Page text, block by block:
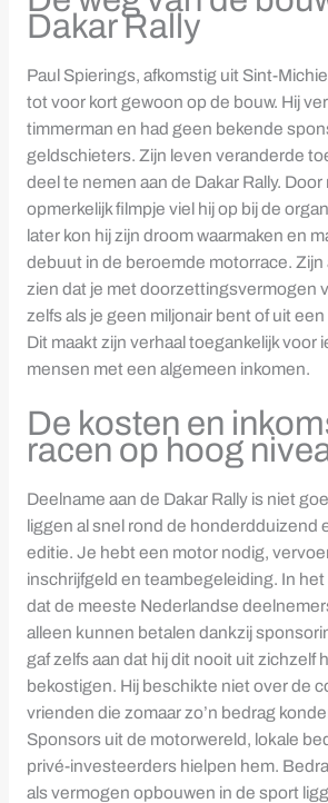
Dakar Rally
Paul Spierings, afkomstig uit Sint-
tot voor kort gewoon op de bouw. Hij
timmerman en had geen bekende
geldschieters. Zijn leven veranderde
deel te nemen aan de Dakar Rally.
opmerkelijk filmpje viel hij op bij de
later kon hij zijn droom waarmaken en
debuut in de beroemde motorrace.
zien dat je met doorzettingsvermogen
zelfs als je geen miljonair bent of uit een
Dit maakt zijn verhaal toegankelijk voor
mensen met een algemeen inkomen.
De kosten en
racen op hoog
Deelname aan de Dakar Rally is niet
liggen al snel rond de honderdduizend
editie. Je hebt een motor nodig,
inschrijfgeld en teambegeleiding. In
dat de meeste Nederlandse
alleen kunnen betalen dankzij
gaf zelfs aan dat hij dit nooit uit zichzelf
bekostigen. Hij beschikte niet over de
vrienden die zomaar zo’n bedrag
Sponsors uit de motorwereld, lokale
privé-investeerders hielpen hem.
als vermogen opbouwen in de sport